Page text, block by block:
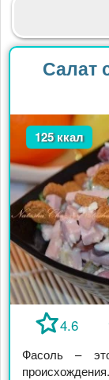
Салат
125 ккал
4.6
Фасоль – это